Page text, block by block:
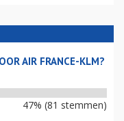
AIR FRANCE-KLM?
47% (81 stemmen)